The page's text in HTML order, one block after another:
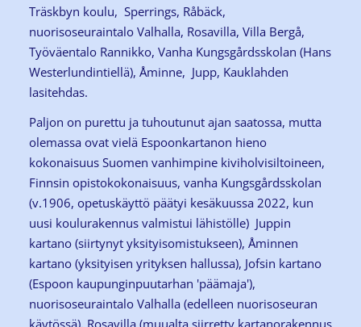
Träskbyn koulu, Sperrings, Råbäck,
nuorisoseuraintalo Valhalla, Rosavilla, Villa Bergå,
Työväentalo Rannikko, Vanha Kungsgårdsskolan (Hans
Westerlundintiellä), Åminne, Jupp, Kauklahden
lasitehdas.
Paljon on purettu ja tuhoutunut ajan saatossa, mutta
olemassa ovat vielä Espoonkartanon hieno
kokonaisuus Suomen vanhimpine kiviholvisiltoineen,
Finnsin opistokokonaisuus, vanha Kungsgårdsskolan
(v.1906, opetuskäyttö päätyi kesäkuussa 2022, kun
uusi koulurakennus valmistui lähistölle) Juppin
kartano (siirtynyt yksityisomistukseen), Åminnen
kartano (yksityisen yrityksen hallussa), Jofsin kartano
(Espoon kaupunginpuutarhan 'päämaja'),
nuorisoseuraintalo Valhalla (edelleen nuorisoseuran